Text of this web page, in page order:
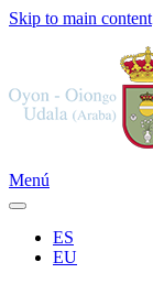
Skip to main content
Menú
ES
EU